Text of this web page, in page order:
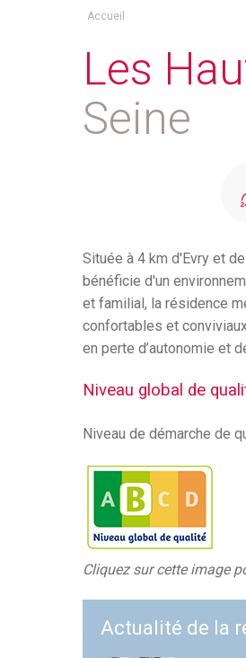
Accueil
Les
Seine
Située à 4 km d'Evry et
bénéficie d'un
et familial, la résidence
confortables et
en perte d’autonomie et
Niveau global de
Niveau de démarche de
Cliquez sur cette image
Actualité de la